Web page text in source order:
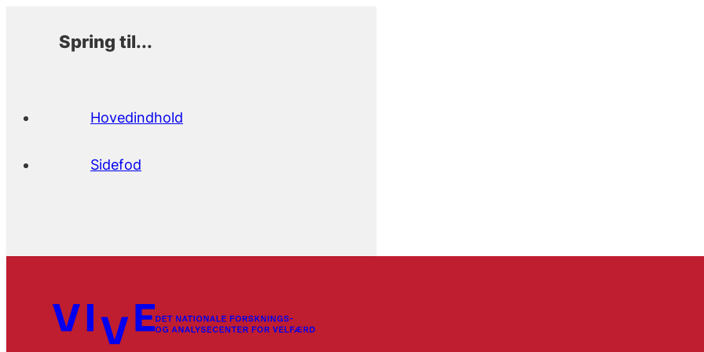
Spring til...
Hovedindhold
Sidefod